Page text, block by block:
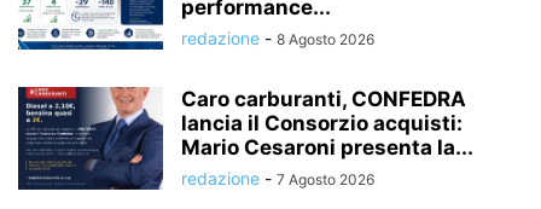
performance...
redazione - 8 Agosto 2026
Caro carburanti, CONFEDRA
lancia il Consorzio acquisti:
Mario Cesaroni presenta la...
redazione - 7 Agosto 2026